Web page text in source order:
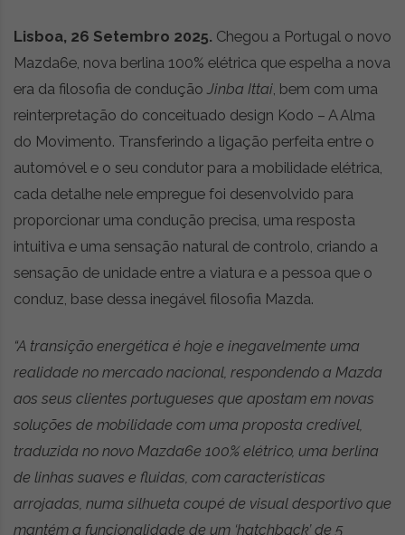
Lisboa, 26 Setembro 2025. Chegou a Portugal o novo
Mazda6e, nova berlina 100% elétrica que espelha a nova
era da filosofia de condução Jinba Ittai, bem com uma
reinterpretação do conceituado design Kodo – A Alma
do Movimento. Transferindo a ligação perfeita entre o
automóvel e o seu condutor para a mobilidade elétrica,
cada detalhe nele empregue foi desenvolvido para
proporcionar uma condução precisa, uma resposta
intuitiva e uma sensação natural de controlo, criando a
sensação de unidade entre a viatura e a pessoa que o
conduz, base dessa inegável filosofia Mazda.
“A transição energética é hoje e inegavelmente uma
realidade no mercado nacional, respondendo a Mazda
aos seus clientes portugueses que apostam em novas
soluções de mobilidade com uma proposta credível,
traduzida no novo Mazda6e 100% elétrico, uma berlina
de linhas suaves e fluidas, com características
arrojadas, numa silhueta coupé de visual desportivo que
mantém a funcionalidade de um ‘hatchback’ de 5